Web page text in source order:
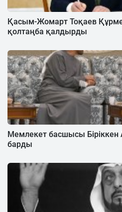
Қасым-Жомарт Тоқаев
қолтаңба қалдырды
Мемлекет басшысы Біріккен
барды